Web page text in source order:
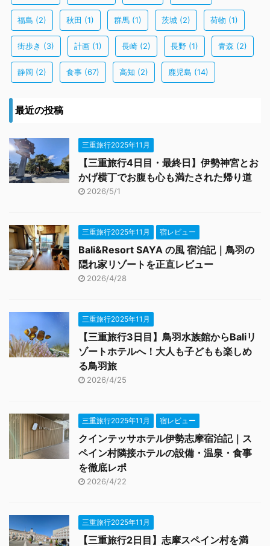
福島 (2) 秋田 (1) 群馬 (1) 茨城 (2) 荷物 (1)
街歩き (3) 計画 (1) 長崎 (2) 長野 (1) 青森 (2)
静岡 (2) 食事 (67) 高知 (2) 鹿児島 (14)
最近の投稿
三重旅行2025年11月
【三重旅行4日目・最終日】伊勢神宮とお
かげ横丁でお腹も心も満たされた帰り道
2026/5/1
三重旅行2025年11月 宿レビュー
Bali&Resort SAYA の風 宿泊記｜鳥羽の
隠れ家リゾートを正直レビュー
2026/4/28
三重旅行2025年11月
【三重旅行3日目】鳥羽水族館からBaliリ
ゾートホテルへ！大人も子どもも楽しめ
る鳥羽旅
2026/4/25
三重旅行2025年11月 宿レビュー
クインテッサホテル伊勢志摩宿泊記｜ス
ペイン村隣接ホテルの設備・温泉・食事
を徹底レポ
2026/4/22
三重旅行2025年11月
【三重旅行2日目】志摩スペイン村を満